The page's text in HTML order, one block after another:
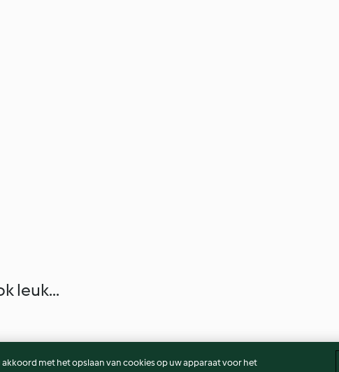
leuk...
akkoord met het opslaan van cookies op uw apparaat voor het